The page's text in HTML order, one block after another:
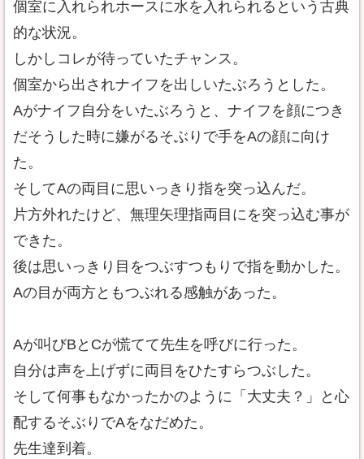
個室に入れられホースに水を入れられるという古典
的な状況。
しかしコレが待っていたチャンス。
個室から出されナイフを出しいたぶろうとした。
Aがナイフ自分をいたぶろうと、ナイフを顔につき
だそうした時に嫌がるそぶりで手をAの顔に向け
た。
そしてAの両目に思いっきり指を突っ込んだ。
片方外れたけど、無理矢理指両目にを突っ込む事が
できた。
後は思いっきり目をつぶすつもりで指を動かした。
Aの目が両方ともつぶれる感触があった。
Aが叫びBとCが慌てて先生を呼びに行った。
自分は声を上げずに両目をひたすらつぶした。
そして何事もなかったかのように「大丈夫？」と心
配するそぶりでAをなだめた。
先生達到着。